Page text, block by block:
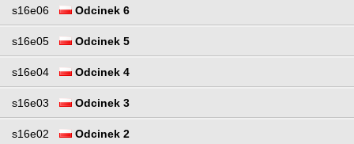
s16e06 Odcinek 6
s16e05 Odcinek 5
s16e04 Odcinek 4
s16e03 Odcinek 3
s16e02 Odcinek 2